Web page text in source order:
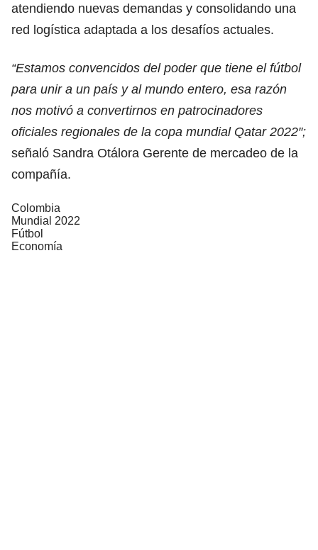
atendiendo nuevas demandas y consolidando una
red logística adaptada a los desafíos actuales.
“Estamos convencidos del poder que tiene el fútbol
para unir a un país y al mundo entero, esa razón
nos motivó a convertirnos en patrocinadores
oficiales regionales de la copa mundial Qatar 2022″;
señaló Sandra Otálora Gerente de mercadeo de la
compañía.
Colombia
Mundial 2022
Fútbol
Economía